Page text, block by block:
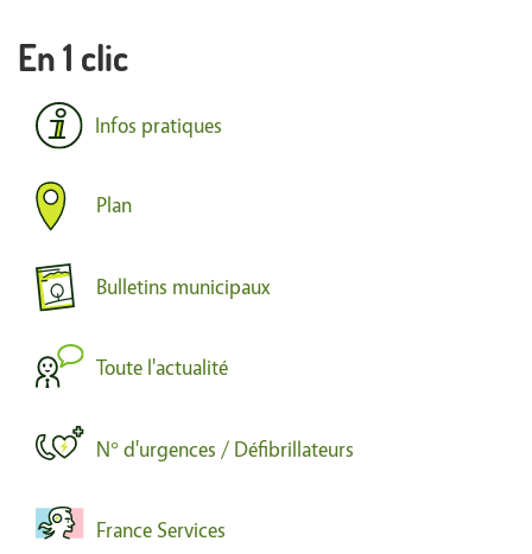
En 1 clic
Infos pratiques
Plan
Bulletins municipaux
Toute l'actualité
N° d'urgences / Défibrillateurs
France Services